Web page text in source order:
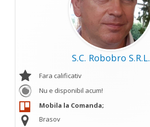
S.C. Robobro S.R.L.
Fara calificativ
Nu e disponibil acum!
Mobila la Comanda;
Brasov